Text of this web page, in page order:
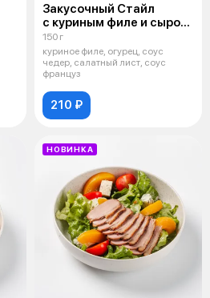
Закусочный Стайл
с куриным филе и сыром
чеддер
150 г
куриное филе, огурец, соус
чедер, салатный лист, соус
француз
210 ₽
НОВИНКА